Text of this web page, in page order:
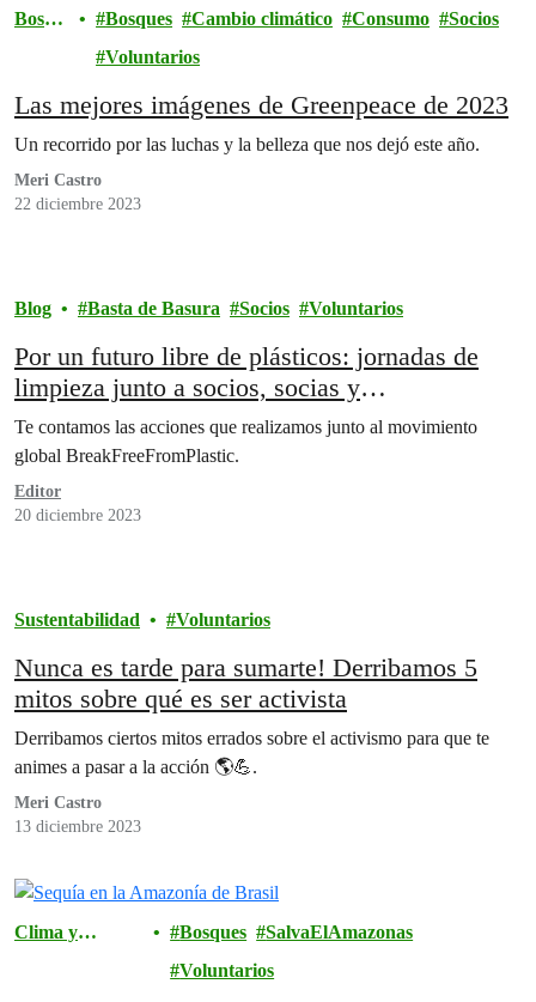
Bosqu
Bosques Cambio climático Consumo
Socios
Voluntarios
Las mejores imágenes de Greenpeace de 2023
Un recorrido por las luchas y la belleza que nos dejó este año.
Meri Castro
22 diciembre 2023
Blog Basta de Basura Socios Voluntarios
Por un futuro libre de plásticos: jornadas de
limpieza junto a socios, socias y
organizaciones aliadas
Te contamos las acciones que realizamos junto al movimiento
global BreakFreeFromPlastic.
Editor
20 diciembre 2023
Sustentabilidad Voluntarios
Nunca es tarde para sumarte! Derribamos 5
mitos sobre qué es ser activista
Derribamos ciertos mitos errados sobre el activismo para que te
animes a pasar a la acción 🌎💪.
Meri Castro
13 diciembre 2023
Clima y
Bosques
SalvaElAmazonas
Voluntarios